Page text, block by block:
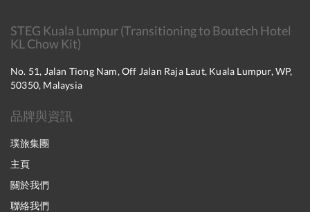
STEG Kuala Lumpur (Transitioning to Boutech Hotel
KL Chow Kit)
No. 51, Jalan Tiong Nam, Off Jalan Raja Laut, Kuala Lumpur, WP,
50350, Malaysia
品牌與資訊
璞旅集團
主頁
關於我們
聯絡我們